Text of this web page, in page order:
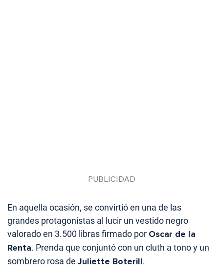
En aquella ocasión, se convirtió en una de las
grandes protagonistas al lucir un vestido negro
valorado en 3.500 libras firmado por Oscar de la
Renta. Prenda que conjuntó con un cluth a tono y un
sombrero rosa de Juliette Boterill.